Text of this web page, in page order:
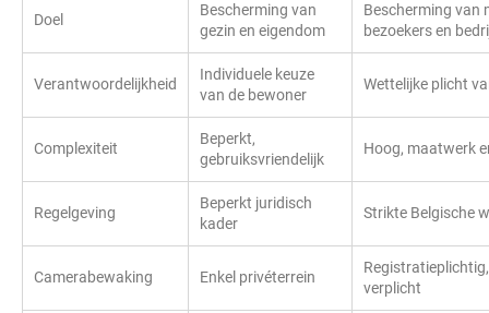
Doel
Bescherming van
gezin en eigendom
Bescherming van
bezoekers en
Verantwoordelijkheid
Individuele keuze
van de bewoner
Wettelijke plicht
Complexiteit
Beperkt,
gebruiksvriendelijk
Hoog, maatwerk
Regelgeving
Beperkt juridisch
kader
Strikte Belgische
Camerabewaking Enkel privéterrein
verplicht